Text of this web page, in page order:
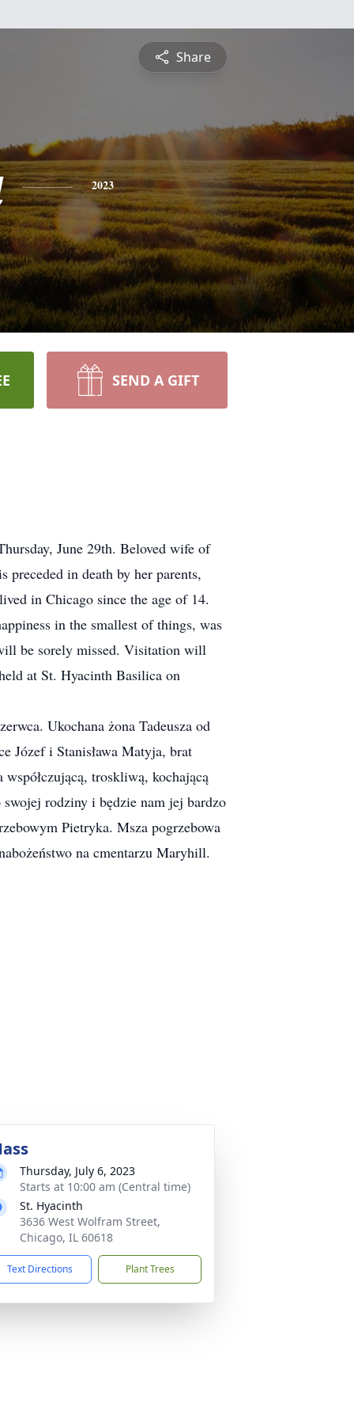
Share
2023
SEND A GIFT
June 29th. Beloved wife of
in death by her parents,
in Chicago since the age of 14.
in the smallest of things, was
be sorely missed. Visitation will
at St. Hyacinth Basilica on
Ukochana żona Tadeusza od
Józef i Stanisława Matyja, brat
troskliwą, kochającą
swojej rodziny i będzie nam jej bardzo
Pietryka. Msza pogrzebowa
na cmentarzu Maryhill.
Thursday, July 6, 2023
Starts at 10:00 am (Central time)
St. Hyacinth
3636 West Wolfram Street,
Chicago, IL 60618
Text Directions Plant Trees